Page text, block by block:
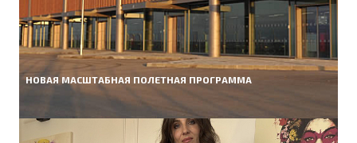
НОВАЯ МАСШТАБНАЯ ПОЛЕТНАЯ ПРОГРАММА